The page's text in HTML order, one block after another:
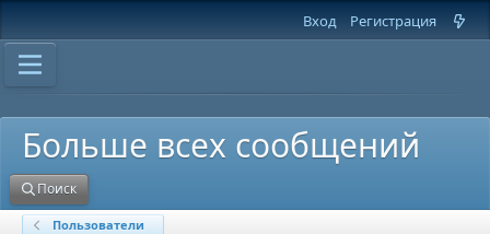
Вход Регистрация
Больше всех сообщений
Поиск
Пользователи